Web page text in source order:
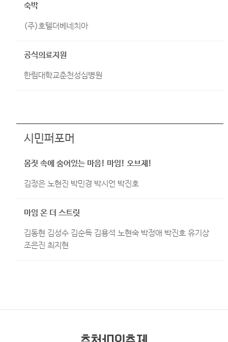
숙박
(주)호텔더베네치아
공식의료지원
한림대학교춘천성심병원
시민퍼포머
몸짓 속에 숨어있는 마음! 마임! 오브제!
김정은 노현진 박민경 박시언 박진호
마임 온 더 스트릿
김동현 김성수 김순득 김용석 노현숙 박정애 박진호 유기상
조은진 최지현